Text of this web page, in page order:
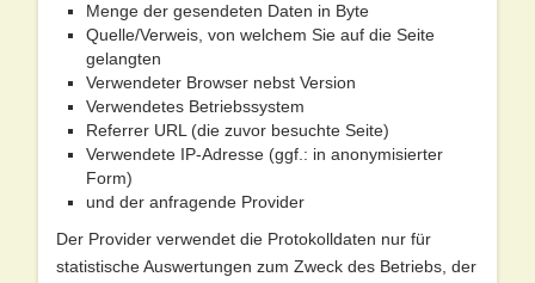
Menge der gesendeten Daten in Byte
Quelle/Verweis, von welchem Sie auf die Seite
gelangten
Verwendeter Browser nebst Version
Verwendetes Betriebssystem
Referrer URL (die zuvor besuchte Seite)
Verwendete IP-Adresse (ggf.: in anonymisierter
Form)
und der anfragende Provider
Der Provider verwendet die Protokolldaten nur für
statistische Auswertungen zum Zweck des Betriebs, der